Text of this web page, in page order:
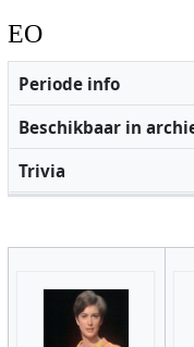
EO
Periode info
Beschikbaar in
Trivia